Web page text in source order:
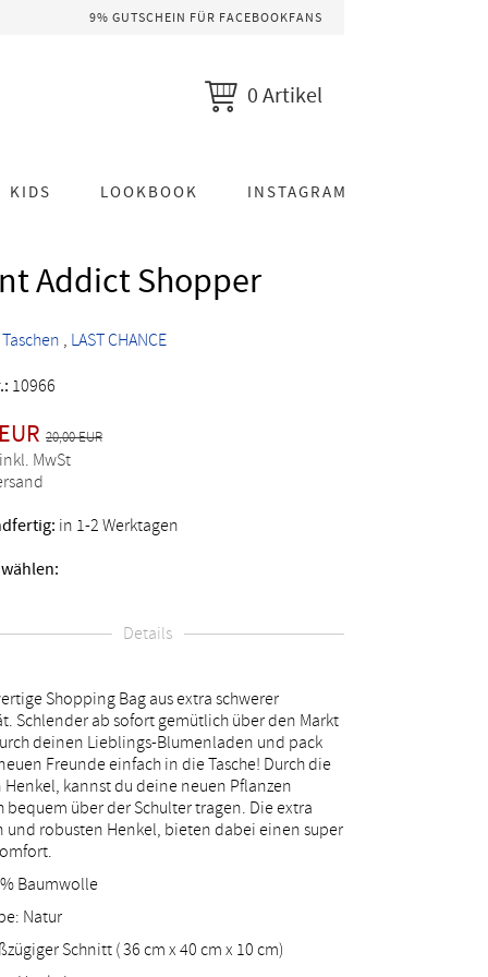
9% GUTSCHEIN FÜR FACEBOOKFANS
0 Artikel
KIDS LOOKBOOK INSTAGRAM
Addict Shopper
Taschen LAST CHANCE
10966
20,00 EUR
MwSt
in 1-2 Werktagen
Details
Shopping Bag aus extra schwerer
Schlender ab sofort gemütlich über den Markt
deinen Lieblings-Blumenladen und pack
Freunde einfach in die Tasche! Durch die
Henkel, kannst du deine neuen Pflanzen
bequem über der Schulter tragen. Die extra
und robusten Henkel, bieten dabei einen super
Baumwolle
Natur
Schnitt ( 36 cm x 40 cm x 10 cm)